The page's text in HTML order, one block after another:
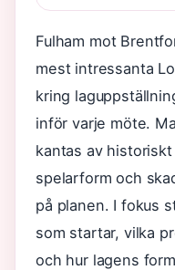
Fulham mot
mest intressanta
kring
inför varje möte.
kantas av
spelarform och
på planen. I fokus
som startar, vilka
och hur lagens